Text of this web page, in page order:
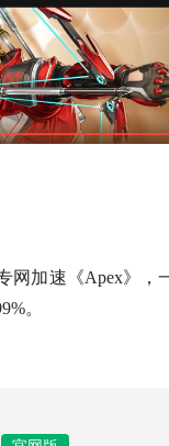
网加速《Apex》
。